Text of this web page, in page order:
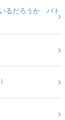
るだろうか バト